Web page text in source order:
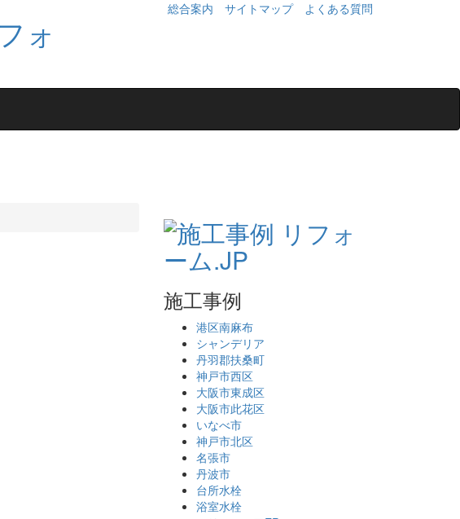
総合案内 サイトマップ よくある質問
施工事例
港区南麻布
シャンデリア
丹羽郡扶桑町
神戸市西区
大阪市東成区
大阪市此花区
いなべ市
神戸市北区
名張市
丹波市
台所水栓
浴室水栓